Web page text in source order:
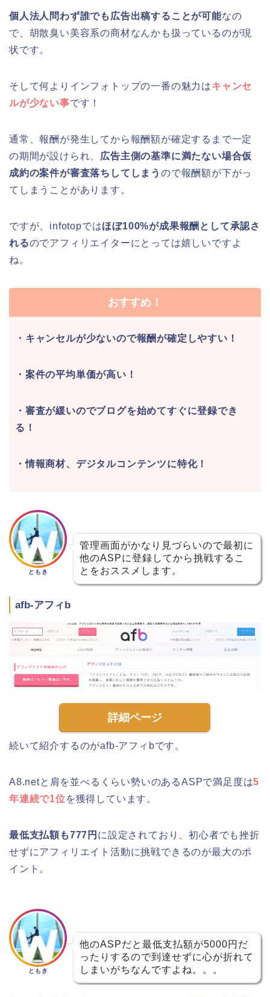
個人法人問わず誰でも広告出稿することが可能なの
で、胡散臭い美容系の商材なんかも扱っているのが現
状です。
そして何よりインフォトップの一番の魅力はキャンセ
ルが少ない事です！
通常、報酬が発生してから報酬額が確定するまで一定
の期間が設けられ、 広告主側の基準に満たない場合仮
成約の案件が審査落ちしてしまうので報酬額が下がっ
てしまうことがあります。
ですが、infotopではほぼ100%が成果報酬として承認さ
れるのでアフィリエイターにとっては嬉しいですよ
ね。
おすすめ！
・キャンセルが少ないので報酬が確定しやすい！
・案件の平均単価が高い！
・審査が緩いのでブログを始めてすぐに登録でき
る！
・情報商材、デジタルコンテンツに特化！
ともき
管理画面がかなり見づらいので最初に
他のASPに登録してから挑戦するこ
とをおススメします。
afb-アフィb
詳細ページ
続いて紹介するのがafb-アフィbです。
A8.netと肩を並べるくらい勢いのあるASPで満足度は5
年連続で1位を獲得しています。
最低支払額も777円 に設定されており、初心者でも挫折
せずにアフィリエイト活動に挑戦できるのが最大のポ
イント。
ともき
他のASPだと最低支払額が5000円だ
ったりするので到達せずに心が折れて
しまいがちなんですよね。。。